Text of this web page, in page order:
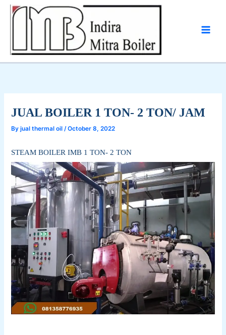
Skip
JUAL BOILER 1 TON- 2 TON/ JAM
Byjual thermal oil/October 8, 2022
STEAM BOILER IMB 1 TON- 2 TON